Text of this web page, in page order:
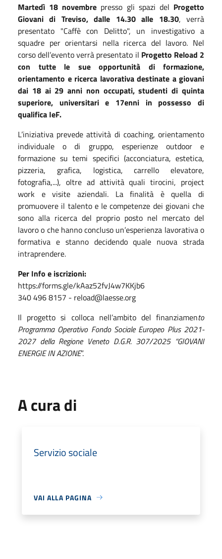
Martedì 18 novembre presso gli spazi del Progetto
Giovani di Treviso, dalle 14.30 alle 18.30, verrà
presentato "Caffè con Delitto", un investigativo a
squadre per orientarsi nella ricerca del lavoro. Nel
corso dell’evento verrà presentato il Progetto Reload 2
con tutte le sue opportunità di formazione,
orientamento e ricerca lavorativa destinate a giovani
dai 18 ai 29 anni non occupati, studenti di quinta
superiore, universitari e 17enni in possesso di
qualifica IeF.
L’iniziativa prevede attività di coaching, orientamento
individuale o di gruppo, esperienze outdoor e
formazione su temi specifici (acconciatura, estetica,
pizzeria, grafica, logistica, carrello elevatore,
fotografia,...), oltre ad attività quali tirocini, project
work e visite aziendali. La finalità è quella di
promuovere il talento e le competenze dei giovani che
sono alla ricerca del proprio posto nel mercato del
lavoro o che hanno concluso un’esperienza lavorativa o
formativa e stanno decidendo quale nuova strada
intraprendere.
Per Info e iscrizioni:
https://forms.gle/kAaz52fvJ4w7KKjb6
340 496 8157 - reload@laesse.org
Il progetto si colloca nell’ambito del finanziamento
Programma Operativo Fondo Sociale Europeo Plus 2021-
2027 della Regione Veneto D.G.R. 307/2025 “GIOVANI
ENERGIE IN AZIONE”.
A cura di
Servizio sociale
VAI ALLA PAGINA